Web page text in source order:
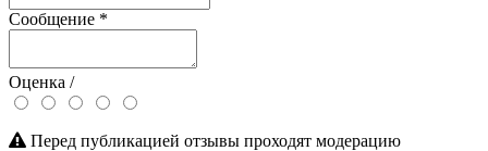
Сообщение *
Оценка /
Перед публикацией отзывы проходят модерацию